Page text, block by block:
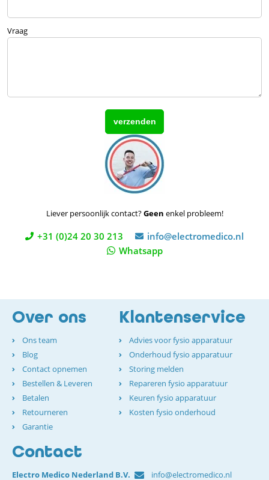
Vraag
Liever persoonlijk contact?Geen enkel probleem!
+31 (0)24 20 30 213
info@electromedico.nl
Whatsapp
Over ons
Ons team
Blog
Contact opnemen
Bestellen & Leveren
Betalen
Retourneren
Garantie
Klantenservice
Advies voor fysio apparatuur
Onderhoud fysio apparatuur
Storing melden
Repareren fysio apparatuur
Keuren fysio apparatuur
Kosten fysio onderhoud
Contact
Electro Medico Nederland B.V. info@electromedico.nl